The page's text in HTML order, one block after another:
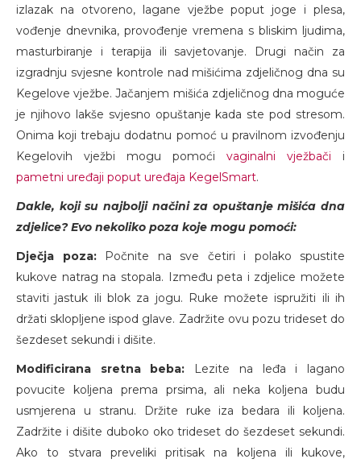
izlazak na otvoreno, lagane vježbe poput joge i plesa,
vođenje dnevnika, provođenje vremena s bliskim ljudima,
masturbiranje i terapija ili savjetovanje. Drugi način za
izgradnju svjesne kontrole nad mišićima zdjeličnog dna su
Kegelove vježbe. Jačanjem mišića zdjeličnog dna moguće
je njihovo lakše svjesno opuštanje kada ste pod stresom.
Onima koji trebaju dodatnu pomoć u pravilnom izvođenju
Kegelovih vježbi mogu pomoći vaginalni vježbači i
pametni uređaji poput uređaja KegelSmart.
Dakle, koji su najbolji načini za opuštanje mišića dna
zdjelice? Evo nekoliko poza koje mogu pomoći:
Dječja poza:
Počnite na sve četiri i polako spustite
kukove natrag na stopala. Između peta i zdjelice možete
staviti jastuk ili blok za jogu. Ruke možete ispružiti ili ih
držati sklopljene ispod glave. Zadržite ovu pozu trideset do
šezdeset sekundi i dišite.
Modificirana sretna beba:
Lezite na leđa i lagano
povucite koljena prema prsima, ali neka koljena budu
usmjerena u stranu. Držite ruke iza bedara ili koljena.
Zadržite i dišite duboko oko trideset do šezdeset sekundi.
Ako to stvara preveliki pritisak na koljena ili kukove,